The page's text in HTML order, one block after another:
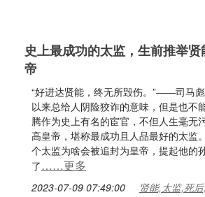
史上最成功的太监，生前推举
帝
“好进达贤能，终无所毁伤。”——司马
以来总给人阴险狡诈的意味，但是也不
腾作为史上有名的宦官，不但人生毫无
高皇帝，堪称最成功且人品最好的太监
个太监为啥会被追封为皇帝，提起他的
了……更多
2023-07-09 07:49:00 贤能,太监,死